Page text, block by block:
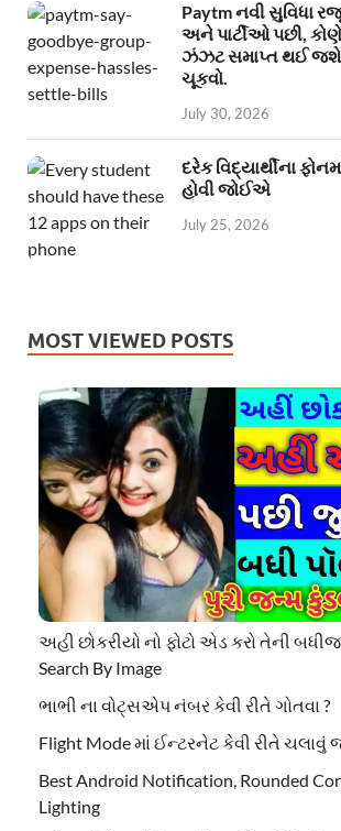
Paytm નવી સુવિધા
અને પાર્ટીઓ પછી,
ઝંઝટ સમાપ્ત થઈ જશે.
ચૂકવો.
July 30, 2026
દરેક વિદ્યાર્થીના
હોવી જોઈએ
July 25, 2026
MOST VIEWED POSTS
અહી છોકરીયો નો ફોટો એડ કરો તેની
Search By Image
ભાભી ના વોટ્સએપ નંબર કેવી રીતે ગોતવા ?
Flight Mode માં ઈન્ટરનેટ કેવી રીતે ચલાવું
Best Android Notification, Rounded
Lighting